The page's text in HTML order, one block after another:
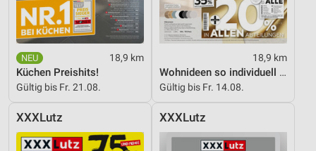
18,9 km
Küchen Preishits!
Gültig bis Fr. 21.08.
18,9 km
Wohnideen so individuell wie du!
Gültig bis Fr. 14.08.
XXXLutz XXXLutz